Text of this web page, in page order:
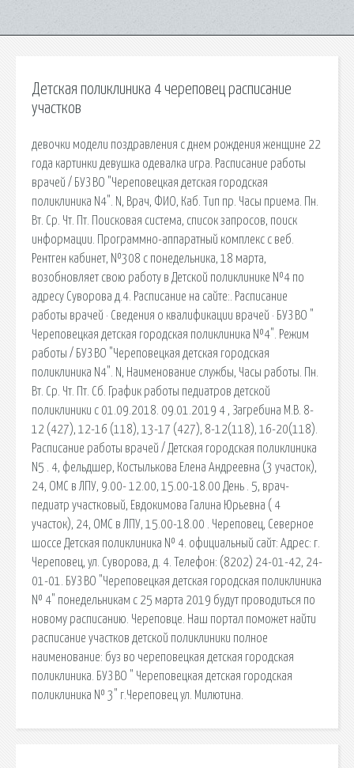
Детская поликлиника 4 череповец расписание
участков
девочки модели поздравления с днем рождения женщине 22
года картинки девушка одевалка игра. Расписание работы
врачей / БУЗ ВО "Череповецкая детская городская
поликлиника N4". N, Врач, ФИО, Каб. Тип пр. Часы приема. Пн.
Вт. Ср. Чт. Пт. Поисковая сиcтема, список запросов, поиск
информации. Программно-аппаратный комплекс с веб.
Рентген кабинет, №308 с понедельника, 18 марта,
возобновляет свою работу в Детской поликлинике №4 по
адресу Суворова д.4. Расписание на сайте:. Расписание
работы врачей · Сведения о квалификации врачей · БУЗ ВО "
Череповецкая детская городская поликлиника №4". Режим
работы / БУЗ ВО "Череповецкая детская городская
поликлиника N4". N, Наименование службы, Часы работы. Пн.
Вт. Ср. Чт. Пт. Сб. График работы педиатров детской
поликлиники с 01.09.2018. 09.01.2019 4 , Загребина М.В. 8-
12 (427), 12-16 (118), 13-17 (427), 8-12(118), 16-20(118).
Расписание работы врачей / Детская городская поликлиника
N5 . 4, фельдшер, Костылькова Елена Андреевна (3 участок),
24, ОМС в ЛПУ, 9.00- 12.00, 15.00-18.00 День . 5, врач-
педиатр участковый, Евдокимова Галина Юрьевна ( 4
участок), 24, ОМС в ЛПУ, 15.00-18.00 . Череповец, Северное
шоссе Детская поликлиника № 4. официальный сайт: Адрес: г.
Череповец, ул. Суворова, д. 4. Телефон: (8202) 24-01-42, 24-
01-01. БУЗ ВО "Череповецкая детская городская поликлиника
№ 4" понедельникам с 25 марта 2019 будут проводиться по
новому расписанию. Череповце. Наш портал поможет найти
расписание участков детской поликлиники полное
наименование: буз во череповецкая детская городская
поликлиника. БУЗ ВО " Череповецкая детская городская
поликлиника № 3" г.Череповец ул. Милютина.